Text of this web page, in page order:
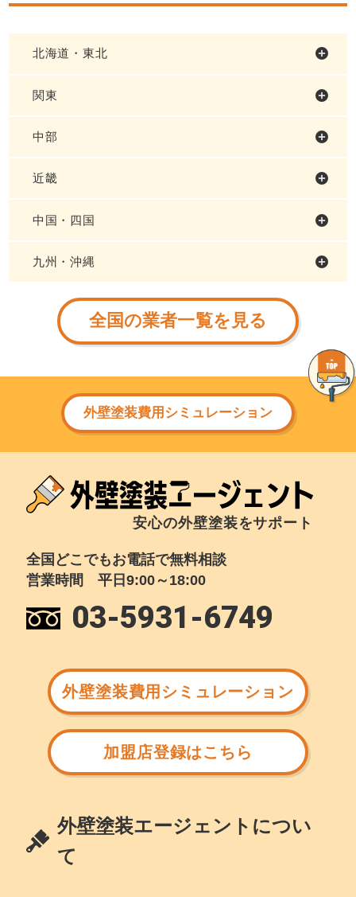
北海道・東北
関東
中部
近畿
中国・四国
九州・沖縄
全国の業者一覧を見る
外壁塗装費用シミュレーション
安心の外壁塗装をサポート
全国どこでもお電話で無料相談
営業時間 平日9:00～18:00
03-5931-6749
外壁塗装費用シミュレーション
加盟店登録はこちら
外壁塗装エージェントについ
て